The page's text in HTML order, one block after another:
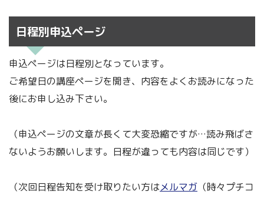
日程別申込ページ
申込ページは日程別となっています。
ご希望日の講座ページを開き、内容をよくお読みになった
後にお申し込み下さい。
（申込ページの文章が長くて大変恐縮ですが…読み飛ばさ
ないようお願いします。日程が違っても内容は同じです）
（次回日程告知を受け取りたい方はメルマガ （時々プチコ